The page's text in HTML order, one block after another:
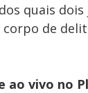
quais
de
ao vivo no